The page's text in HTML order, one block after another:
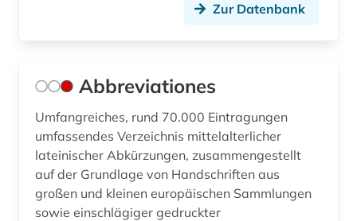
bibel. deuteronomium (1)
bibel. neues testament (1)
bibelausgabe (1)
bibelhandschrift (1)
bibelkommentar (1)
bibelkunde (1)
bibeltext (1)
Zur Datenbank
Abbreviationes
Umfangreiches, rund 70.000 Eintragungen
umfassendes Verzeichnis mittelalterlicher
lateinischer Abkürzungen, zusammengestellt
auf der Grundlage von Handschriften aus
großen und kleinen europäischen Sammlungen
sowie einschlägiger gedruckter